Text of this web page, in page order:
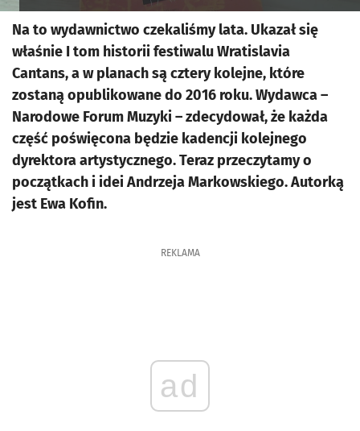
Na to wydawnictwo czekaliśmy lata. Ukazał się
właśnie I tom historii festiwalu Wratislavia
Cantans, a w planach są cztery kolejne, które
zostaną opublikowane do 2016 roku. Wydawca –
Narodowe Forum Muzyki – zdecydował, że każda
część poświęcona będzie kadencji kolejnego
dyrektora artystycznego. Teraz przeczytamy o
początkach i idei Andrzeja Markowskiego. Autorką
jest Ewa Kofin.
REKLAMA
ad